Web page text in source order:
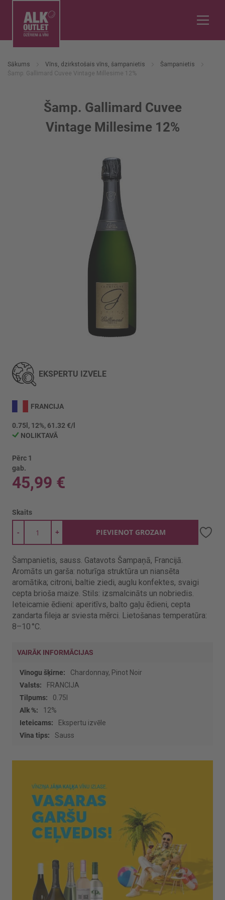
Sākums Vīns, dzirkstošais vīns, šampanietis
Šampanietis
Šamp. Gallimard Cuvee Vintage Millesime 12%
Šamp. Gallimard Cuvee
Vintage Millesime 12%
uz
galerijas
sākumu
EKSPERTU IZVĒLE
FRANCIJA
0.75l, 12%, 61.32 €/l
NOLIKTAVĀ
Pērc 1
gab.
45,99 €
Skaits
+
- PIEVIENOT GROZAM
Šampanietis, sauss. Gatavots Šampaņā, Francijā.
Aromāts un garša: noturīga struktūra un niansēta
aromātika; citroni, baltie ziedi, auglu konfektes, svaigi
cepta brioša maize. Stils: izsmalcināts un nobriedis.
Ieteicamie ēdieni: aperitīvs, balto gaļu ēdieni, cepta
zandarta fileja ar sviesta mērci. Lietošanas temperatūra:
8–10 °C.
VAIRĀK INFORMĀCIJAS
Vairāk
informācijas
Chardonnay, Pinot Noir
FRANCIJA
0.75l
12%
Ekspertu izvēle
Sauss